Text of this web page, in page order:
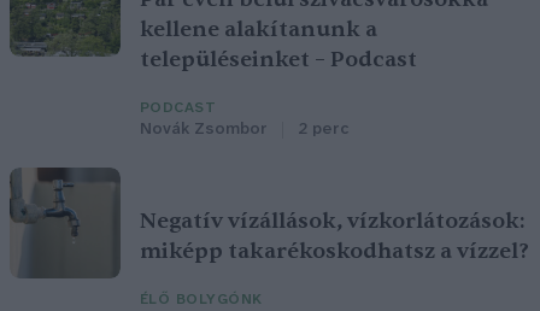
kellene alakítanunk a
településeinket – Podcast
PODCAST
Novák Zsombor 2 perc
Negatív vízállások, vízkorlátozások:
miképp takarékoskodhatsz a vízzel?
ÉLŐ BOLYGÓNK